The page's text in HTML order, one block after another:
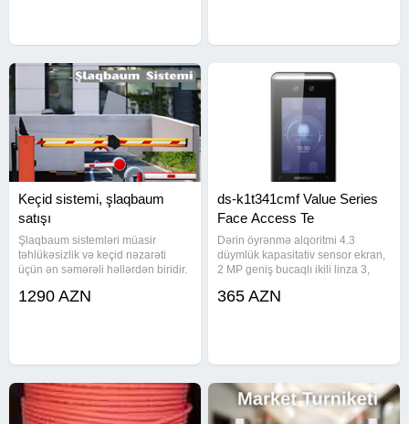
Keçid sistemi, şlaqbaum
satışı
Şlaqbaum sistemləri müasir
təhlükəsizlik və keçid nəzarəti
üçün ən səmərəli həllərdən biridir.
dayanacaqlar, yaşayış
1290 AZN
ds-k1t341cmf Value Series
Face Access Te
Dərin öyrənmə alqoritmi 4.3
düymlük kapasitativ sensor ekran,
2 MP geniş bucaqlı ikili linza 3,
yaddaşı, 3, 000 barmaq izi yaddaşı
365 AZN